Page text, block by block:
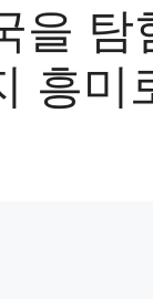
을 탐
흥미